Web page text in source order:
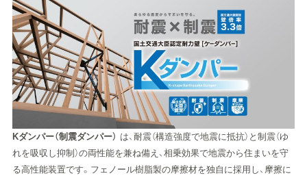
Kダンパー（制震ダンパー） は、耐震（構造強度で地震に抵抗）と制震（ゆ
れを吸収し抑制）の両性能を兼ね備え、相乗効果で地震から住まいを守
る高性能装置です。フェノール樹脂製の摩擦材を独自に採用し、摩擦に